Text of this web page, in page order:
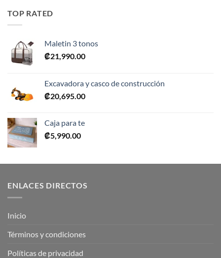
TOP RATED
Maletin 3 tonos
₡21,990.00
Excavadora y casco de construcción
₡20,695.00
Caja para te
₡5,990.00
ENLACES DIRECTOS
Inicio
Términos y condiciones
Políticas de privacidad